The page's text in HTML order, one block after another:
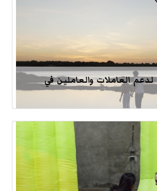
برنامج آفاق -Netflix لدعم العاملات والعاملين في